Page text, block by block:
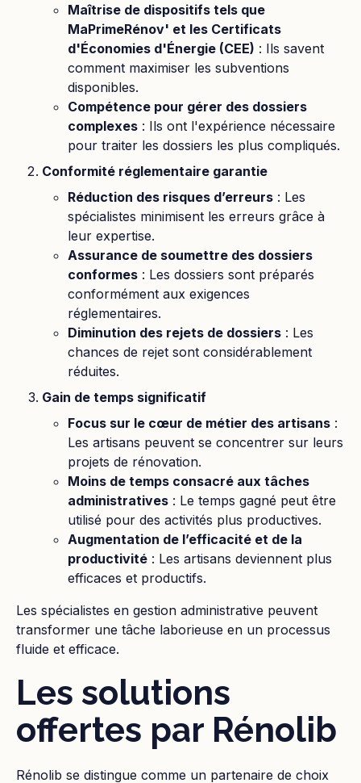
Maîtrise de dispositifs tels que
MaPrimeRénov' et les Certificats
d'Économies d'Énergie (CEE) : Ils savent
comment maximiser les subventions
disponibles.
Compétence pour gérer des dossiers
complexes : Ils ont l'expérience nécessaire
pour traiter les dossiers les plus compliqués.
Conformité réglementaire garantie
Réduction des risques d’erreurs : Les
spécialistes minimisent les erreurs grâce à
leur expertise.
Assurance de soumettre des dossiers
conformes : Les dossiers sont préparés
conformément aux exigences
réglementaires.
Diminution des rejets de dossiers : Les
chances de rejet sont considérablement
réduites.
Gain de temps significatif
Focus sur le cœur de métier des artisans :
Les artisans peuvent se concentrer sur leurs
projets de rénovation.
Moins de temps consacré aux tâches
administratives : Le temps gagné peut être
utilisé pour des activités plus productives.
Augmentation de l’efficacité et de la
productivité : Les artisans deviennent plus
efficaces et productifs.
Les spécialistes en gestion administrative peuvent
transformer une tâche laborieuse en un processus
fluide et efficace.
Les solutions
offertes par Rénolib
Rénolib se distingue comme un partenaire de choix